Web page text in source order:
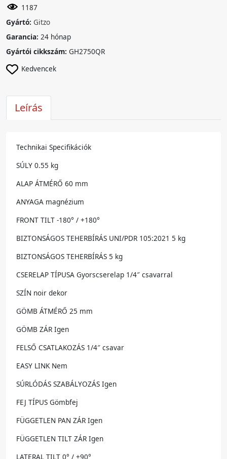
1187
Gyártó: Gitzo
Garancia: 24 hónap
Gyártói cikkszám: GH2750QR
Kedvencek
Leírás
Technikai Specifikációk
SÚLY 0.55 kg
ALAP ÁTMÉRŐ 60 mm
ANYAGA magnézium
FRONT TILT -180° / +180°
BIZTONSÁGOS TEHERBÍRÁS UNI/PDR 105:2021 5 kg
BIZTONSÁGOS TEHERBÍRÁS 5 kg
CSERELAP TÍPUSA Gyorscserelap 1/4″ csavarral
SZÍN noir dekor
GÖMB ÁTMÉRŐ 25 mm
GÖMB ZÁR Igen
FELSŐ CSATLAKOZÁS 1/4″ csavar
EASY LINK Nem
SÚRLÓDÁS SZABÁLYOZÁS Igen
FEJ TÍPUS Gömbfej
FÜGGETLEN PAN ZÁR Igen
FÜGGETLEN TILT ZÁR Igen
LATERAL TILT 0° / +90°